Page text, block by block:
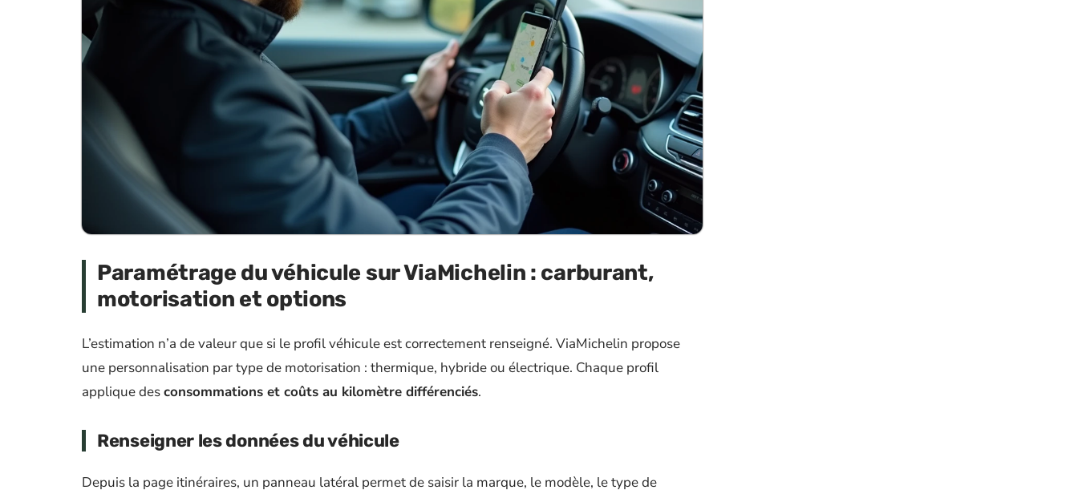
Paramétrage du véhicule sur ViaMichelin : carburant,
motorisation et options
L’estimation n’a de valeur que si le profil véhicule est correctement renseigné. ViaMichelin propose
une personnalisation par type de motorisation : thermique, hybride ou électrique. Chaque profil
applique desconsommations et coûts au kilomètre différenciés.
Renseigner les données du véhicule
Depuis la page itinéraires, un panneau latéral permet de saisir la marque, le modèle, le type de